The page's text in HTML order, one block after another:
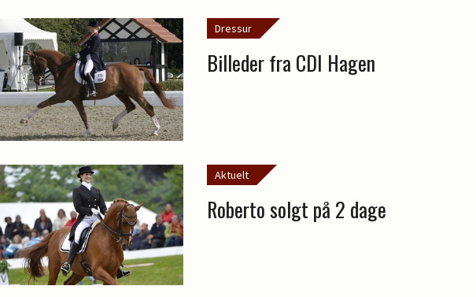
Dressur
Billeder fra CDI Hagen
Aktuelt
Roberto solgt på 2 dage